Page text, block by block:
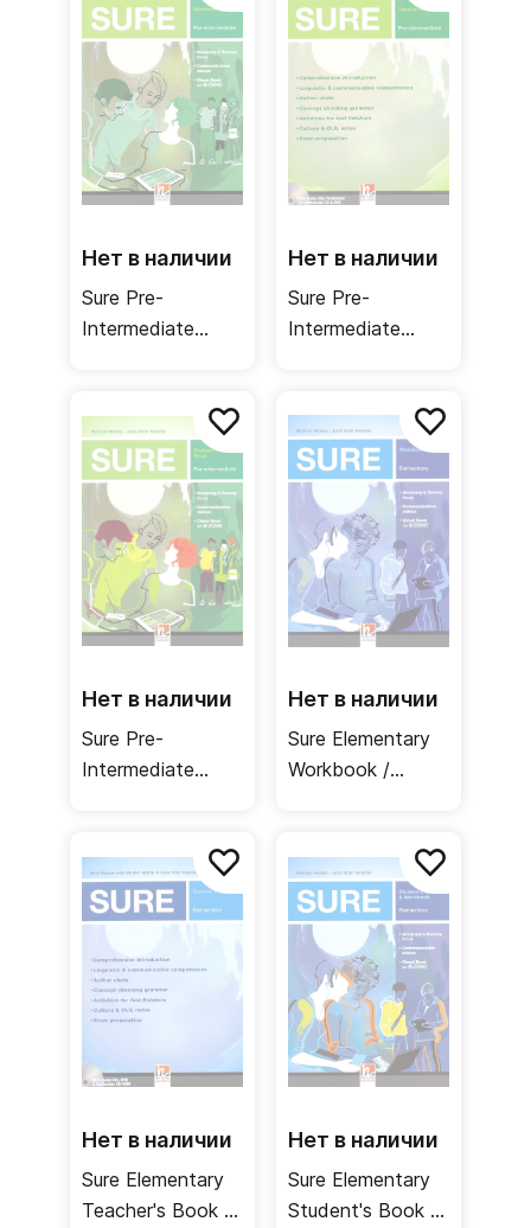
Нет в наличии
Sure Pre-
Intermediate
Нет в наличии
Sure Pre-
Intermediate
учителя
Нет в наличии
Sure Pre-
Intermediate
Нет в наличии
Sure Elementary
Workbook /
Нет в наличии
Sure Elementary
Teacher's Book /
Нет в наличии
Sure Elementary
Student's Book +